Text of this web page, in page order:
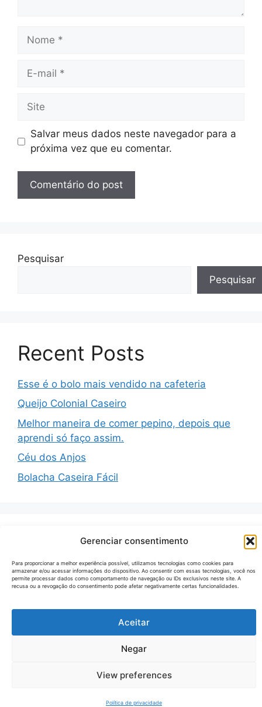
Gerenciar consentimento
Para proporcionar a melhor experiência possível, utilizamos tecnologias como cookies para
armazenar e/ou acessar informações do dispositivo. Ao consentir com essas tecnologias, você nos
permite processar dados como comportamento de navegação ou IDs exclusivos neste site. A
recusa ou a revogação do consentimento pode afetar negativamente certas funcionalidades.
Aceitar
Negar
View preferences
Política de privacidade
Nome
Site
Salvar meus dados neste navegador para a
próxima vez que eu comentar.
Pesquisar
Pesquisar
Recent Posts
Esse é o bolo mais vendido na cafeteria
Queijo Colonial Caseiro
Melhor maneira de comer pepino, depois que
aprendi só faço assim.
Céu dos Anjos
Bolacha Caseira Fácil
Recent Comments
Nenhum comentário para mostrar.
• Built with